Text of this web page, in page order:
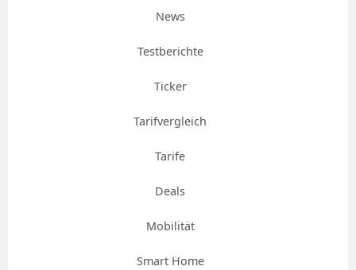
News
Testberichte
Ticker
Tarifvergleich
Tarife
Deals
Mobilität
Smart Home